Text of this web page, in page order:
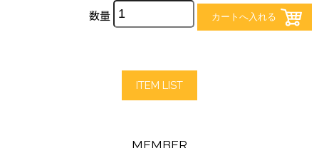
数量
ITEM LIST
MEMBER